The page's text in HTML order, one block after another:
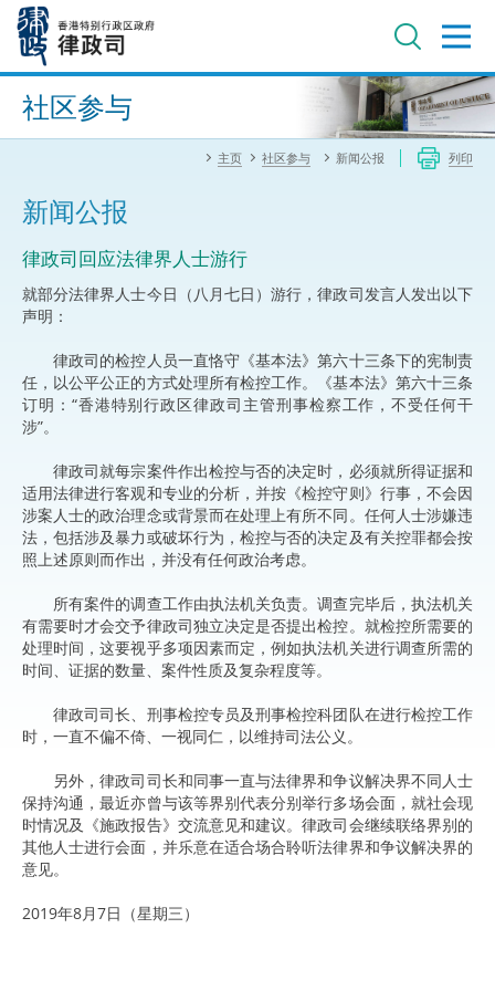
内
进阶搜寻
社区参与
主页 社区参与 新闻公报 列印
新闻公报
律政司回应法律界人士游行
就部分法律界人士今日（八月七日）游行，律政司发言人发出以下
声明：
律政司的检控人员一直恪守《基本法》第六十三条下的宪制责
任，以公平公正的方式处理所有检控工作。《基本法》第六十三条
订明：“香港特别行政区律政司主管刑事检察工作，不受任何干
涉”。
律政司就每宗案件作出检控与否的决定时，必须就所得证据和
适用法律进行客观和专业的分析，并按《检控守则》行事，不会因
涉案人士的政治理念或背景而在处理上有所不同。任何人士涉嫌违
法，包括涉及暴力或破坏行为，检控与否的决定及有关控罪都会按
照上述原则而作出，并没有任何政治考虑。
所有案件的调查工作由执法机关负责。调查完毕后，执法机关
有需要时才会交予律政司独立决定是否提出检控。就检控所需要的
处理时间，这要视乎多项因素而定，例如执法机关进行调查所需的
时间、证据的数量、案件性质及复杂程度等。
律政司司长、刑事检控专员及刑事检控科团队在进行检控工作
时，一直不偏不倚、一视同仁，以维持司法公义。
另外，律政司司长和同事一直与法律界和争议解决界不同人士
保持沟通，最近亦曾与该等界别代表分别举行多场会面，就社会现
时情况及《施政报告》交流意见和建议。律政司会继续联络界别的
其他人士进行会面，并乐意在适合场合聆听法律界和争议解决界的
意见。
2019年8月7日（星期三）